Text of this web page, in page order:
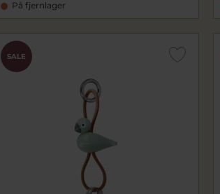
På fjernlager
SALE